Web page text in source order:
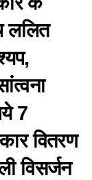
ललित
7
वितरण
विसर्जन